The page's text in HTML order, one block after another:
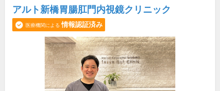
アルト新橋胃腸肛門内視鏡クリニック
医療機関による 情報認証済み